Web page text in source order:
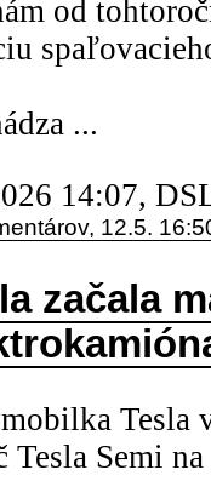
od
...
14:07,
12.5.
začala
Tesla
Tesla Semi